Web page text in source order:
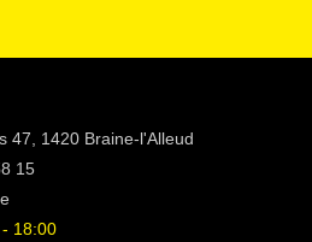
47, 1420 Braine-l'Alleud
15
18:00